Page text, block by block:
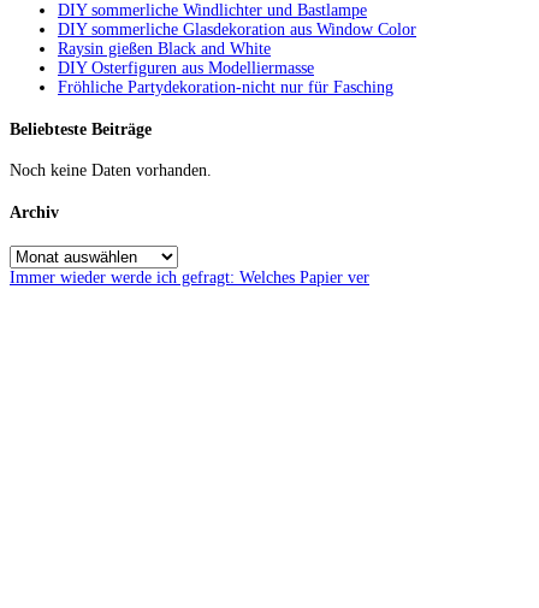
DIY sommerliche Windlichter und Bastlampe
DIY sommerliche Glasdekoration aus Window Color
Raysin gießen Black and White
DIY Osterfiguren aus Modelliermasse
Fröhliche Partydekoration-nicht nur für Fasching
Beliebteste Beiträge
Noch keine Daten vorhanden.
Archiv
Immer wieder werde ich gefragt: Welches Papier ver